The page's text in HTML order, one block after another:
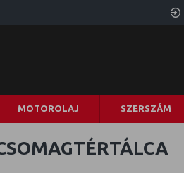
MOTOROLAJ SZERSZÁM